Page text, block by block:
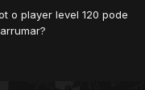
o player level 120 pode